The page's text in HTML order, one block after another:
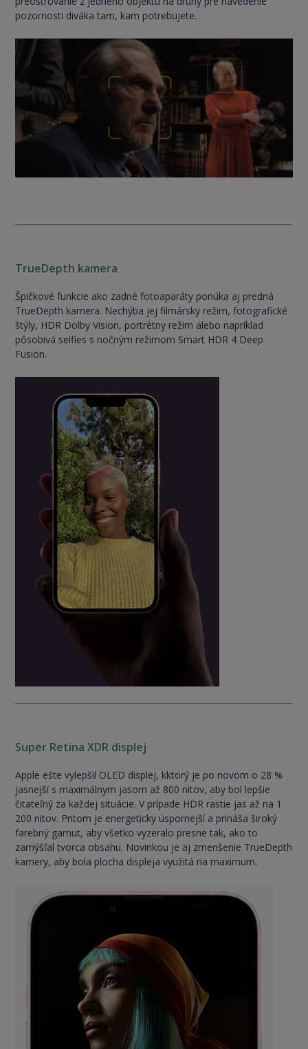
pozornosti diváka tam, kam potrebujete.
TrueDepth kamera
Špičkové funkcie ako zadné fotoaparáty ponúka aj predná
TrueDepth kamera. Nechýba jej filmársky režim, fotografické
štýly, HDR Dolby Vision, portrétny režim alebo napríklad
pôsobivá selfies s nočným režimom Smart HDR 4 Deep
Fusion.
Super Retina XDR displej
Apple ešte vylepšil OLED displej, kktorý je po novom o 28 %
jasnejší s maximálnym jasom až 800 nitov, aby bol lepšie
čitateľný za každej situácie. V prípade HDR rastie jas až na 1
200 nitov. Pritom je energeticky úspornejší a prináša široký
farebný gamut, aby všetko vyzeralo presne tak, ako to
zamýšľal tvorca obsahu. Novinkou je aj zmenšenie TrueDepth
kamery, aby bola plocha displeja využitá na maximum.